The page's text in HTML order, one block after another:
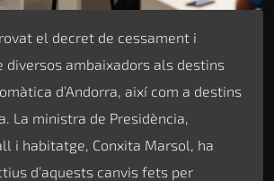
el decret de cessament i
diversos ambaixadors als destins
d’Andorra, així com a destins
La ministra de Presidència,
i habitatge, Conxita Marsol, ha
d’aquests canvis fets per